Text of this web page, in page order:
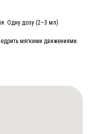
Одну дозу (2–3 мл)
мягкими движениями.